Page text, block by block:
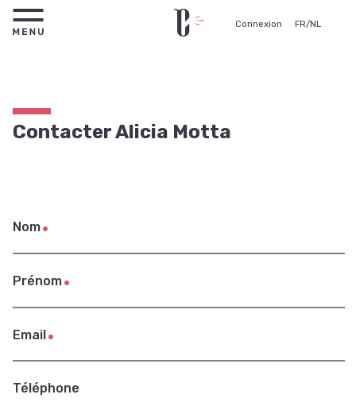
Connexion FR/NL
Contacter Alicia Motta
Nom
Prénom
Email
Téléphone